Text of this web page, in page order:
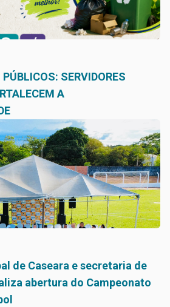
SERVIDORES
A
de Caseara e secretaria de
abertura do Campeonato